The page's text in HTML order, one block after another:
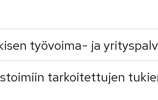
työvoima- ja
tarkoitettujen